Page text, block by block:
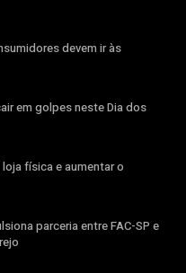
devem ir às
em golpes neste Dia dos
física e aumentar o
parceria entre FAC-SP e